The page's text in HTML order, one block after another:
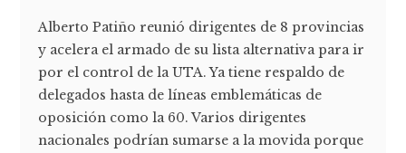
Alberto Patiño reunió dirigentes de 8 provincias
y acelera el armado de su lista alternativa para ir
por el control de la UTA. Ya tiene respaldo de
delegados hasta de líneas emblemáticas de
oposición como la 60. Varios dirigentes
nacionales podrían sumarse a la movida porque